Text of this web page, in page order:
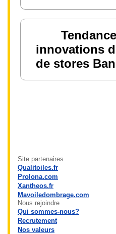
innovations
de stores
Site partenaires
Qualitoiles.fr
Prolona.com
Xantheos.fr
Mavoiledombrage.com
Nous rejoindre
Qui sommes-nous?
Recrutement
Nos valeurs